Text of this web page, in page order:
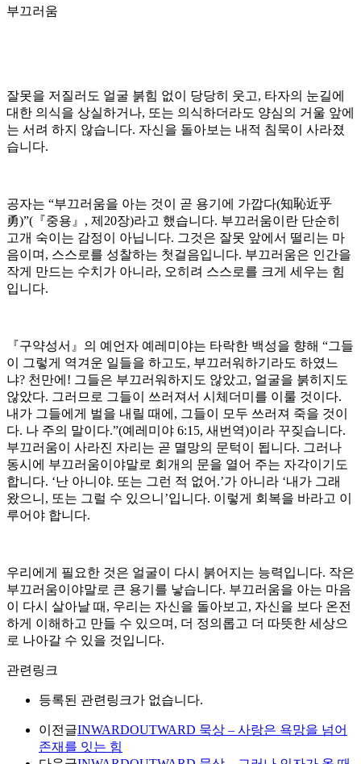
부끄러움
잘못을 저질러도 얼굴 붉힘 없이 당당히 웃고, 타자의 눈길에
대한 의식을 상실하거나, 또는 의식하더라도 양심의 거울 앞에
는 서려 하지 않습니다. 자신을 돌아보는 내적 침묵이 사라졌
습니다.
공자는 “부끄러움을 아는 것이 곧 용기에 가깝다(知恥近乎
勇)”(『중용』, 제20장)라고 했습니다. 부끄러움이란 단순히
고개 숙이는 감정이 아닙니다. 그것은 잘못 앞에서 떨리는 마
음이며, 스스로를 성찰하는 첫걸음입니다. 부끄러움은 인간을
작게 만드는 수치가 아니라, 오히려 스스로를 크게 세우는 힘
입니다.
『구약성서』의 예언자 예레미야는 타락한 백성을 향해 “그들
이 그렇게 역겨운 일들을 하고도, 부끄러워하기라도 하였느
냐? 천만에! 그들은 부끄러워하지도 않았고, 얼굴을 붉히지도
않았다. 그러므로 그들이 쓰러져서 시체더미를 이룰 것이다.
내가 그들에게 벌을 내릴 때에, 그들이 모두 쓰러져 죽을 것이
다. 나 주의 말이다.”(예레미야 6:15, 새번역)이라 꾸짖습니다.
부끄러움이 사라진 자리는 곧 멸망의 문턱이 됩니다. 그러나
동시에 부끄러움이야말로 회개의 문을 열어 주는 자각이기도
합니다. ‘난 아니야. 또는 그런 적 없어.’가 아니라 ‘내가 그래
왔으니, 또는 그럴 수 있으니’입니다. 이렇게 회복을 바라고 이
루어야 합니다.
우리에게 필요한 것은 얼굴이 다시 붉어지는 능력입니다. 작은
부끄러움이야말로 큰 용기를 낳습니다. 부끄러움을 아는 마음
이 다시 살아날 때, 우리는 자신을 돌아보고, 자신을 보다 온전
하게 이해하고 만들 수 있으며, 더 정의롭고 더 따뜻한 세상으
로 나아갈 수 있을 것입니다.
관련링크
등록된 관련링크가 없습니다.
이전글INWARDOUTWARD 묵상 – 사랑은 욕망을 넘어
존재를 잇는 힘